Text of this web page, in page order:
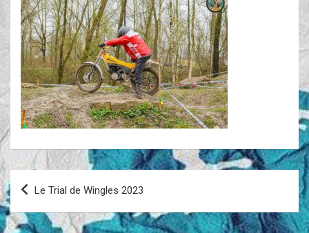
Navigation
de
l’article
Le Trial de Wingles 2023